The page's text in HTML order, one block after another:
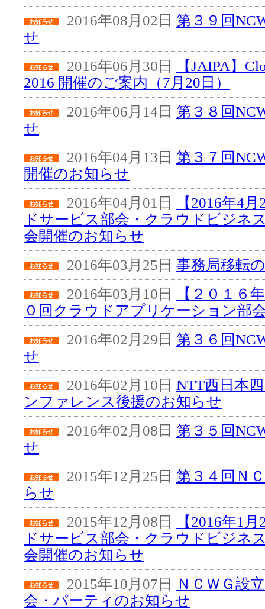
2016年08月02日 第３９回
せ
2016年06月30日
【JAIPA】
2016 開催のご案内（7月20日）
2016年06月14日 第３８回
せ
2016年04月13日 第３７回
開催のお知らせ
2016年04月01日
【2016年4
ドサービス部会・クラウドビジネ
会開催のお知らせ
2016年03月25日 事務局移転
2016年03月10日
【２０１６
０回クラウドアプリケーション部
2016年02月29日 第３６回
せ
2016年02月10日 NTT西日本
ンファレンス後援のお知らせ
2016年02月08日 第３５回
せ
2015年12月25日 第３４回Ｎ
らせ
2015年12月08日
【2016年1
ドサービス部会・クラウドビジネ
会開催のお知らせ
2015年10月07日
ＮＣＷＧ設
会・パーティのお知らせ